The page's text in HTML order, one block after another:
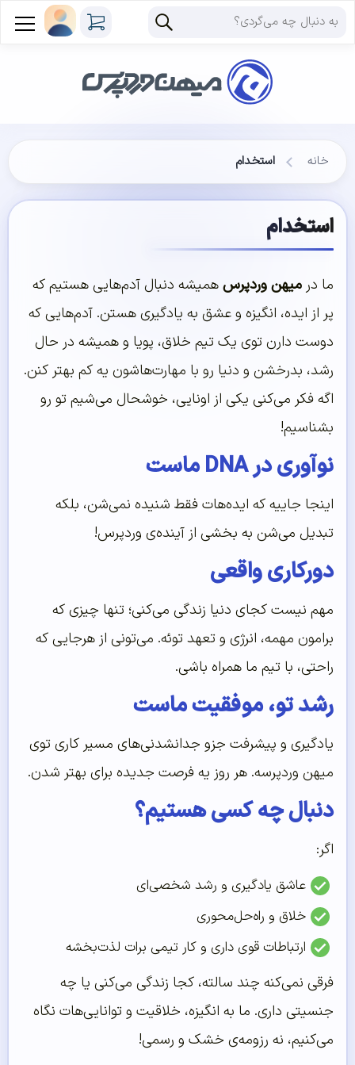
خانه استخدام
استخدام
ما در میهن وردپرسهمیشه دنبال آدم‌هایی هستیم که
پر از ایده، انگیزه و عشق به یادگیری هستن. آدم‌هایی که
دوست دارن توی یک تیم خلاق، پویا و همیشه در حال
رشد، بدرخشن و دنیا رو با مهارت‌هاشون یه کم بهتر کنن.
اگه فکر می‌کنی یکی از اونایی، خوشحال می‌شیم تو رو
بشناسیم!
نوآوری در DNA ماست
اینجا جاییه که ایده‌هات فقط شنیده نمی‌شن، بلکه
تبدیل می‌شن به بخشی از آینده‌ی وردپرس!
دورکاری واقعی
مهم نیست کجای دنیا زندگی می‌کنی؛ تنها چیزی که
برامون مهمه، انرژی و تعهد توئه. می‌تونی از هرجایی که
راحتی، با تیم ما همراه باشی.
رشد تو، موفقیت ماست
یادگیری و پیشرفت جزو جدانشدنی‌های مسیر کاری توی
میهن وردپرسه. هر روز یه فرصت جدیده برای بهتر شدن.
دنبال چه کسی هستیم؟
اگر:
عاشق یادگیری و رشد شخصی‌ای
خلاق و راه‌حل‌محوری
ارتباطات قوی داری و کار تیمی برات لذت‌بخشه
فرقی نمی‌کنه چند سالته، کجا زندگی می‌کنی یا چه
جنسیتی داری. ما به انگیزه، خلاقیت و توانایی‌هات نگاه
می‌کنیم، نه رزومه‌ی خشک و رسمی!